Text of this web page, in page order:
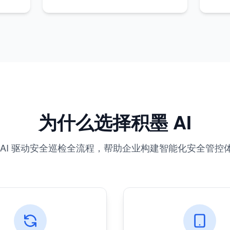
为什么选择积墨 AI
驱动安全巡检全流程，帮助企业构建智能化安全管控